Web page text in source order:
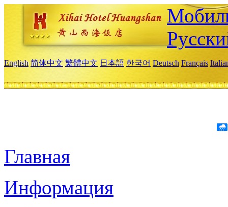
English 简体中文 繁體中文 日本語 한국어 Deutsch Français
Главная
Информация